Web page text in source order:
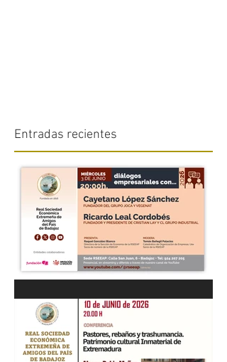
Entradas recientes
“DIÁLOGOS EMPRESARIALES
CON...” Cayetano López
Sánchez y Ricardo Leal